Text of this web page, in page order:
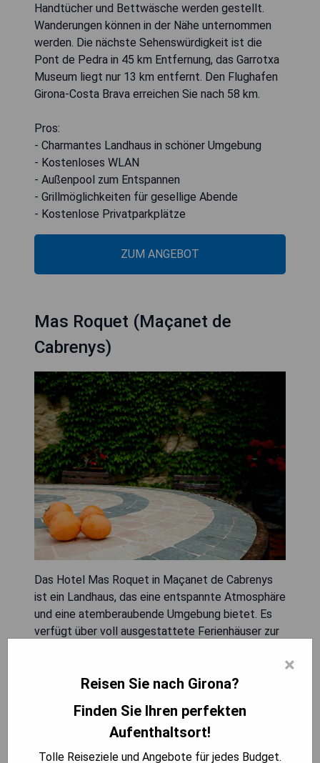
Handtücher und Bettwäsche werden gestellt.
Wanderungen können in der Nähe unternommen
werden. Die nächste Sehenswürdigkeit ist die
Pont de Pedra in 45 km Entfernung, das Garrotxa
Museum liegt nur 13 km entfernt. Den Flughafen
Girona-Costa Brava erreichen Sie nach 58 km.
Pros:
- Charmantes Landhaus in schöner Umgebung
- Kostenloses WLAN
- Außenpool zum Entspannen
- Grillmöglichkeiten für gesellige Abende
- Kostenlose Privatparkplätze
ZUM ANGEBOT
Mas Roquet (Maçanet de
Cabrenys)
Das Hotel Mas Roquet in Maçanet de Cabrenys
ist ein Landhaus, das eine entspannte Atmosphäre
und eine atemberaubende Umgebung bietet. Es
verfügt über voll ausgestattete Ferienhäuser zur
Außenpool. Gäste profitieren von kostenlosem
verfügen über ein Wohnzimmer mit einem TV und
DVD-Player sowie eine gut ausgestattete Küche
und ein Badezimmer mit Dusche. Einige bieten
×
Reisen Sie nach Girona?
Finden Sie Ihren perfekten
Aufenthaltsort!
Tolle Reiseziele und Angebote für jedes Budget.